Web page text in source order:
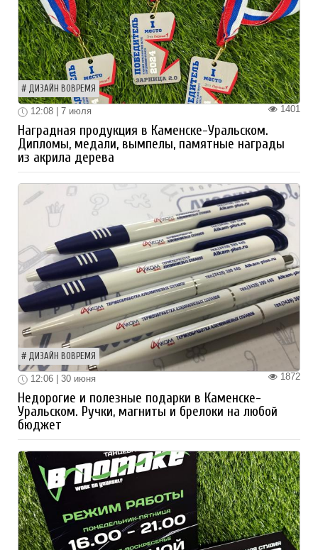
ДИЗАЙН ВОВРЕМЯ
1401
12:08 | 7 июля
Наградная продукция в Каменске-Уральском.
Дипломы, медали, вымпелы, памятные награды
из акрила дерева
ДИЗАЙН ВОВРЕМЯ
1872
12:06 | 30 июня
Недорогие и полезные подарки в Каменске-
Уральском. Ручки, магниты и брелоки на любой
бюджет